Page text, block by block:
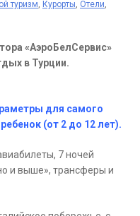
туризм, Курорты, Отели,
«АэроБелСервис»
в Турции.
для самого
(от 2 до 12 лет).
7 ночей
и выше», трансферы и